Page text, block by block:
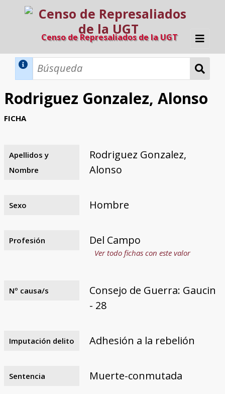
Censo de Represaliados de la UGT
Inicio
Búsqueda Dinámica
Búsqueda Avanzada
Filtros A-Z
Razones y objetivos
El equipo
Colaboradores
Fuentes documentales
Rodriguez Gonzalez, Alonso
FICHA
Apellidos y
Nombre
Rodriguez Gonzalez,
Alonso
Sexo Hombre
Profesión Del Campo
Ver todo fichas con este valor
Nº causa/s
Consejo de Guerra: Gaucin
- 28
Imputación delito Adhesión a la rebelión
Sentencia Muerte-conmutada